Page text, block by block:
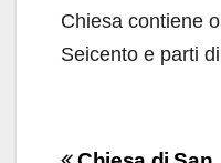
Chiesa contiene
Seicento e parti